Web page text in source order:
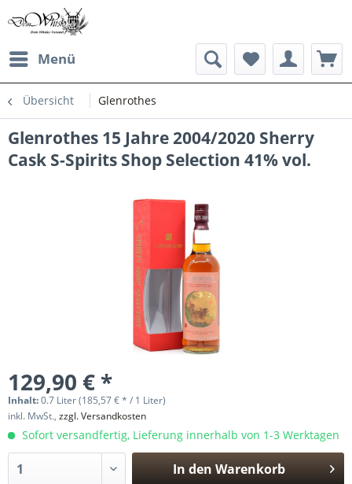
Menü
Übersicht Glenrothes
Glenrothes 15 Jahre 2004/2020 Sherry
Cask S-Spirits Shop Selection 41% vol.
129,90 € *
Inhalt:0.7 Liter (185,57 € * / 1 Liter)
inkl. MwSt., zzgl. Versandkosten
Sofort versandfertig, Lieferung innerhalb von 1-3 Werktagen
In den Warenkorb